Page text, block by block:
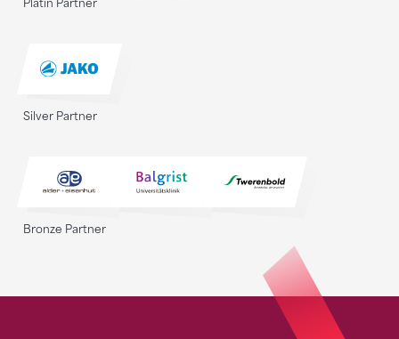
Platin Partner
Silver Partner
Bronze Partner